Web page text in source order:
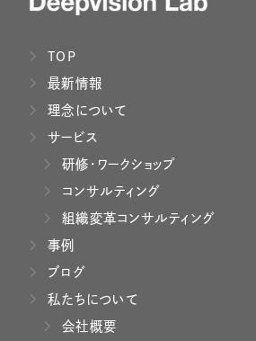
TOP
最新情報
理念について
サービス
研修・ワークショップ
コンサルティング
組織変革コンサルティング
事例
ブログ
私たちについて
会社概要